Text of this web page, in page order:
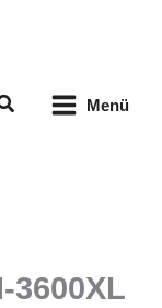
Menü
3600XL